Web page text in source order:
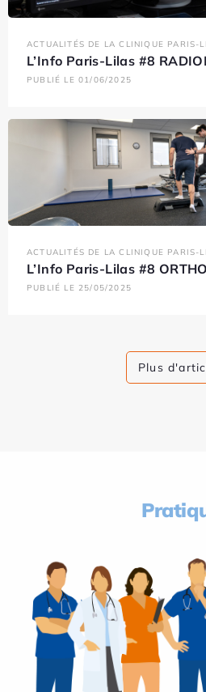
ACTUALITÉS DE LA CLINIQUE PARIS-
L’Info Paris-Lilas #8
PUBLIÉ LE 01/06/2025
ACTUALITÉS DE LA CLINIQUE PARIS-
L’Info Paris-Lilas #8
PUBLIÉ LE 25/05/2025
Plus